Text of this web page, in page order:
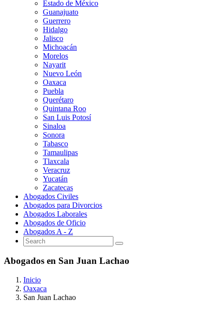
Estado de México
Guanajuato
Guerrero
Hidalgo
Jalisco
Michoacán
Morelos
Nayarit
Nuevo León
Oaxaca
Puebla
Querétaro
Quintana Roo
San Luis Potosí
Sinaloa
Sonora
Tabasco
Tamaulipas
Tlaxcala
Veracruz
Yucatán
Zacatecas
Abogados Civiles
Abogados para Divorcios
Abogados Laborales
Abogados de Oficio
Abogados A - Z
Abogados en San Juan Lachao
Inicio
Oaxaca
San Juan Lachao